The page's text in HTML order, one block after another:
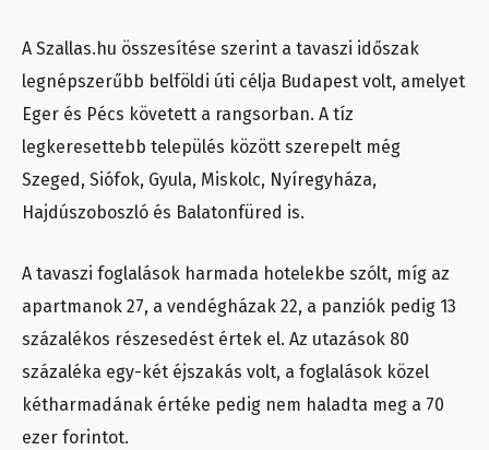
A Szallas.hu összesítése szerint a tavaszi időszak
legnépszerűbb belföldi úti célja Budapest volt, amelyet
Eger és Pécs követett a rangsorban. A tíz
legkeresettebb település között szerepelt még
Szeged, Siófok, Gyula, Miskolc, Nyíregyháza,
Hajdúszoboszló és Balatonfüred is.
A tavaszi foglalások harmada hotelekbe szólt, míg az
apartmanok 27, a vendégházak 22, a panziók pedig 13
százalékos részesedést értek el. Az utazások 80
százaléka egy-két éjszakás volt, a foglalások közel
kétharmadának értéke pedig nem haladta meg a 70
ezer forintot.